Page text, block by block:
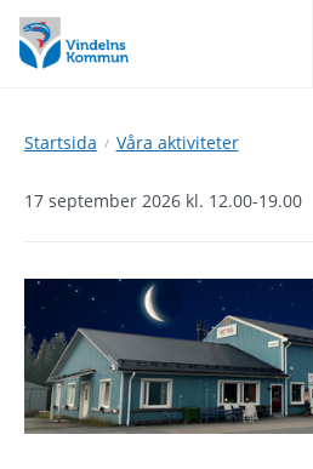
Hoppa
till
innehåll
Hoppa
till
undermeny
Startsida Våra aktiviteter
17 september 2026 kl. 12.00-19.00